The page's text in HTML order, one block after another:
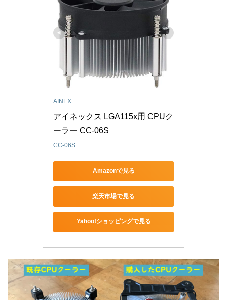
AINEX
アイネックス LGA115x用 CPUク
ーラー CC-06S
CC-06S
Amazonで見る
楽天市場で見る
Yahoo!ショッピングで見る